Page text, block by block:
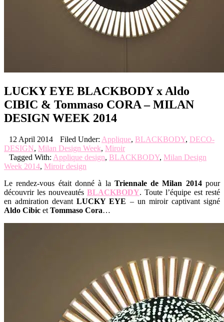
LUCKY EYE BLACKBODY x Aldo
CIBIC & Tommaso CORA – MILAN
DESIGN WEEK 2014
12 April 2014 Filed Under: Applique, BLACKBODY, DECO-
DESIGN, Milan Design Week, Miroir
Tagged With: Applique design, BLACKBODY, Milan Design
Week 2014, Miroir design
Le rendez-vous était donné à la Triennale de Milan 2014pour
découvrir les nouveautés BLACKBODY. Toute l’équipe est resté
en admiration devantLUCKY EYE – un miroir captivant signé
Aldo Cibic et Tommaso Cora…